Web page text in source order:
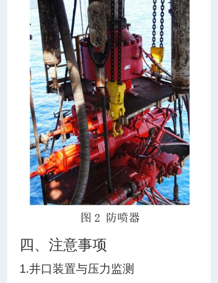
四、注意事项
1.井口装置与压力监测